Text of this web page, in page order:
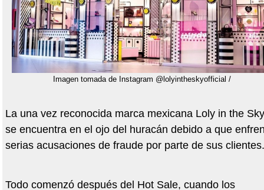
Imagen tomada de Instagram @lolyintheskyofficial /
La una vez reconocida marca mexicana Loly in the
se encuentra en el ojo del huracán debido a que
serias acusaciones de fraude por parte de sus clientes.
Todo comenzó después del Hot Sale, cuando los